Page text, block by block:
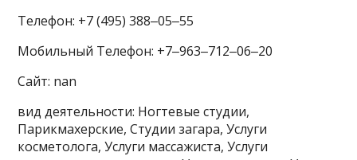
Телефон: +7 (495) 388‒05‒55
Мобильный Телефон: +7‒963‒712‒06‒20
Сайт: nan
вид деятельности: Ногтевые студии,
Парикмахерские, Студии загара, Услуги
косметолога, Услуги массажиста, Услуги